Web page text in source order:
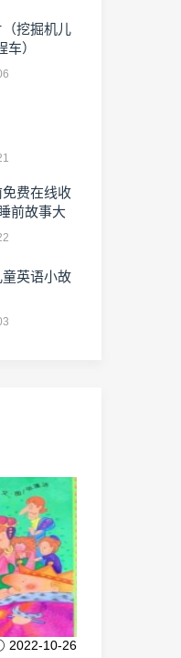
挖掘机儿
）
费在线收
前故事大
英语小故
2022-10-26